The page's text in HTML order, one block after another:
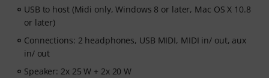
USB to host (Midi only, Windows 8 or later, Mac OS X 10.8
or later)
Connections: 2 headphones, USB MIDI, MIDI in/ out, aux
in/ out
Speaker: 2x 25 W + 2x 20 W